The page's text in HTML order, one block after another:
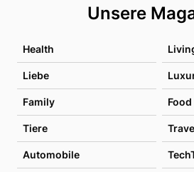
Unsere
Health
Liebe
Family Food
Tiere
Automobile